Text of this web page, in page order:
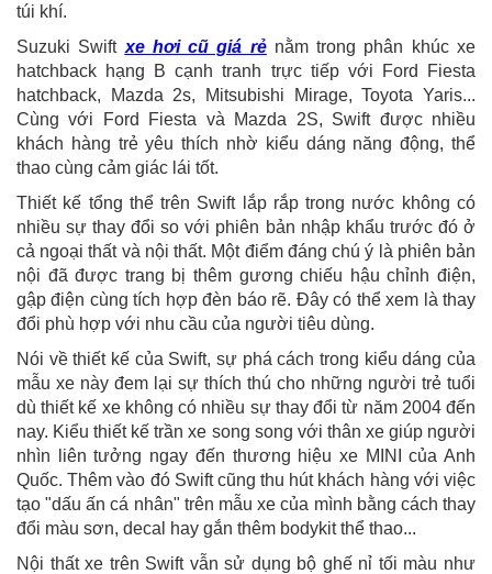
túi khí.
Suzuki Swift xe hơi cũ giá rẻnằm trong phân khúc xe
hatchback hạng B cạnh tranh trực tiếp với Ford Fiesta
hatchback, Mazda 2s, Mitsubishi Mirage, Toyota Yaris...
Cùng với Ford Fiesta và Mazda 2S, Swift được nhiều
khách hàng trẻ yêu thích nhờ kiểu dáng năng động, thể
thao cùng cảm giác lái tốt.
Thiết kế tổng thể trên Swift lắp rắp trong nước không có
nhiều sự thay đổi so với phiên bản nhập khẩu trước đó ở
cả ngoại thất và nội thất. Một điểm đáng chú ý là phiên bản
nội đã được trang bị thêm gương chiếu hậu chỉnh điện,
gập điện cùng tích hợp đèn báo rẽ. Đây có thể xem là thay
đổi phù hợp với nhu cầu của người tiêu dùng.
Nói về thiết kế của Swift, sự phá cách trong kiểu dáng của
mẫu xe này đem lại sự thích thú cho những người trẻ tuổi
dù thiết kế xe không có nhiều sự thay đổi từ năm 2004 đến
nay. Kiểu thiết kế trần xe song song với thân xe giúp người
nhìn liên tưởng ngay đến thương hiệu xe MINI của Anh
Quốc. Thêm vào đó Swift cũng thu hút khách hàng với việc
tạo "dấu ấn cá nhân" trên mẫu xe của mình bằng cách thay
đổi màu sơn, decal hay gắn thêm bodykit thể thao...
Nội thất xe trên Swift vẫn sử dụng bộ ghế nỉ tối màu như